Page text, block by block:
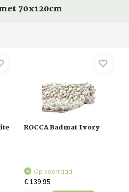
70x120cm
ROCCA Badmat Ivory
Op voorraad
€ 139,95